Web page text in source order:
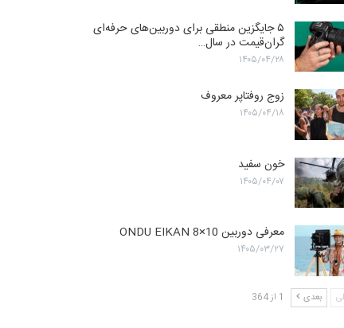
۵ جایگزین منطقی برای دوربین‌های حرفه‌ای
گران‌قیمت در سال…
۱۴۰۵/۰۴/۲۸
زوج روفتاپر معروف
۱۴۰۵/۰۴/۱۸
خون سفید
۱۴۰۵/۰۴/۰۷
معرفی دوربین ONDU EIKAN 8×10
۱۴۰۵/۰۳/۲۷
بعدی 1 از 364